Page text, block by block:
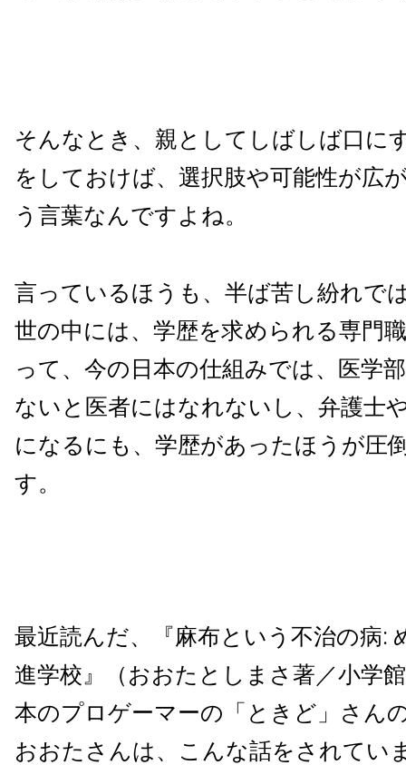
そんなとき、親としてしばしば口に
をしておけば、選択肢や可能性が広
う言葉なんですよね。
言っているほうも、半ば苦し紛れで
世の中には、学歴を求められる専門
って、今の日本の仕組みでは、医学
ないと医者にはなれないし、弁護士
になるにも、学歴があったほうが圧
す。
最近読んだ、『麻布という不治の病:
進学校』（おおたとしまさ著／小学
本のプロゲーマーの「ときど」さん
おおたさんは、こんな話をされてい